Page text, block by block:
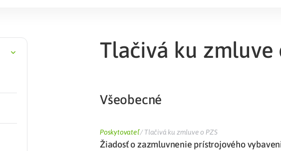
Zdravotné poistenie pre cudzincov
Tlačivá ku zmluve
Všeobecné
Poskytovateľ/Tlačivá ku zmluve o PZS
Žiadosť o zazmluvnenie prístrojového